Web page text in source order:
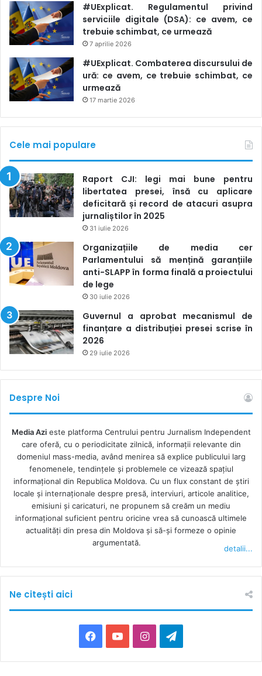
#UExplicat. Regulamentul privind
serviciile digitale (DSA): ce avem, ce
trebuie schimbat, ce urmează
7 aprilie 2026
#UExplicat. Combaterea discursului de
ură: ce avem, ce trebuie schimbat, ce
urmează
17 martie 2026
Cele mai populare
Raport CJI: legi mai bune pentru
libertatea presei, însă cu aplicare
deficitară și record de atacuri asupra
jurnaliștilor în 2025
31 iulie 2026
Organizațiile de media cer
Parlamentului să mențină garanțiile
anti-SLAPP în forma finală a proiectului
de lege
30 iulie 2026
Guvernul a aprobat mecanismul de
finanțare a distribuției presei scrise în
2026
29 iulie 2026
Despre Noi
Media Azieste platforma Centrului pentru Jurnalism Independent
care oferă, cu o periodicitate zilnică, informații relevante din
domeniul mass-media, având menirea să explice publicului larg
fenomenele, tendințele și problemele ce vizează spațiul
informațional din Republica Moldova. Cu un flux constant de ştiri
locale şi internaţionale despre presă, interviuri, articole analitice,
emisiuni și caricaturi, ne propunem să creăm un mediu
informaţional suficient pentru oricine vrea să cunoască ultimele
actualităţi din presa din Moldova şi să-şi formeze o opinie
argumentată.
detalii...
Ne citești aici
a
o
I
n
e